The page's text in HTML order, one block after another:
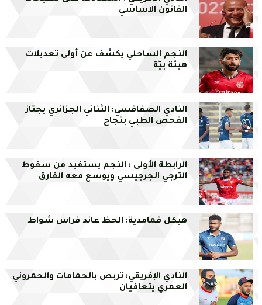
القانون الاساسي
النجم الساحلي يكشف عن أولى تعديلات
هيئة بيّة
النادي الصفاقسي: الثنائي الجزائري يجتاز
الفحص الطبي بنجاح
الرابطة الأولى : النجم يستفيد من سقوط
الترجي الجرجيسي ويوسع معه الفارق
هيكل قمامدية: الحظ عاند فراس شواط
النادي الإفريقي: تربص بالحمامات والحمروني
العمري يتعافيان